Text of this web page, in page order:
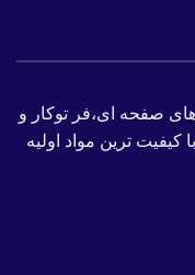
صفحه ای،فر توکار و
کیفیت ترین مواد اولیه